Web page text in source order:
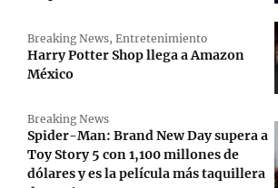
Breaking News, Entretenimiento
Harry Potter Shop llega a Amazon
México
Breaking News
Spider-Man: Brand New Day supera a
Toy Story 5 con 1,100 millones de
dólares y es la película más taquillera